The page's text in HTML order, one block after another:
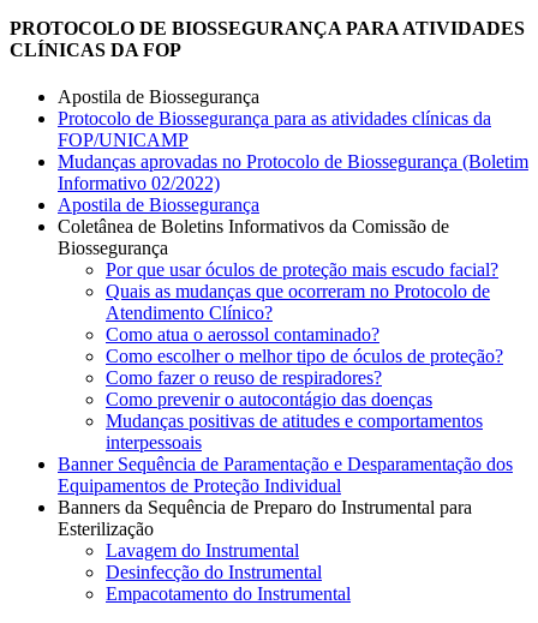
PROTOCOLO DE BIOSSEGURANÇA PARA ATIVIDADES
CLÍNICAS DA FOP
Apostila de Biossegurança
Protocolo de Biossegurança para as atividades clínicas da
FOP/UNICAMP
Mudanças aprovadas no Protocolo de Biossegurança (Boletim
Informativo 02/2022)
Apostila de Biossegurança
Coletânea de Boletins Informativos da Comissão de
Biossegurança
Por que usar óculos de proteção mais escudo facial?
Quais as mudanças que ocorreram no Protocolo de
Atendimento Clínico?
Como atua o aerossol contaminado?
Como escolher o melhor tipo de óculos de proteção?
Como fazer o reuso de respiradores?
Como prevenir o autocontágio das doenças
Mudanças positivas de atitudes e comportamentos
interpessoais
Banner Sequência de Paramentação e Desparamentação dos
Equipamentos de Proteção Individual
Banners da Sequência de Preparo do Instrumental para
Esterilização
Lavagem do Instrumental
Desinfecção do Instrumental
Empacotamento do Instrumental